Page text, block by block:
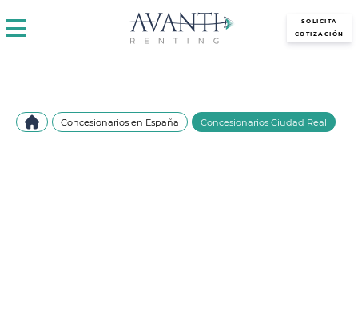
SOLICITA
COTIZACIÓN
Concesionarios en España Concesionarios Ciudad Real